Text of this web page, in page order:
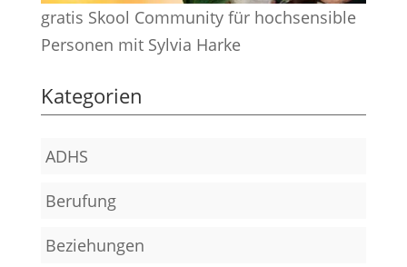
gratis Skool Community für hochsensible
Personen mit Sylvia Harke
Kategorien
ADHS
Berufung
Beziehungen